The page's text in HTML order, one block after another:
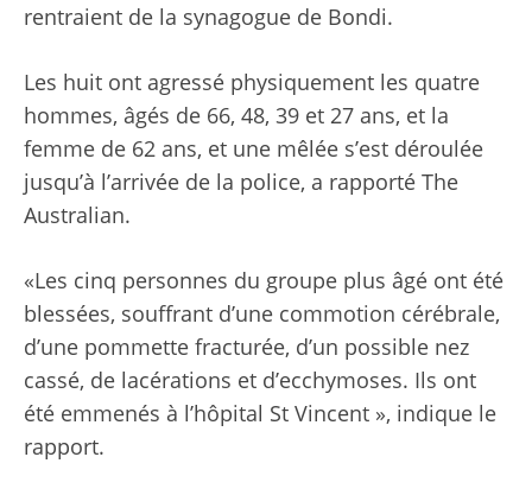
rentraient de la synagogue de Bondi.
Les huit ont agressé physiquement les quatre
hommes, âgés de 66, 48, 39 et 27 ans, et la
femme de 62 ans, et une mêlée s’est déroulée
jusqu’à l’arrivée de la police, a rapporté The
Australian.
«Les cinq personnes du groupe plus âgé ont été
blessées, souffrant d’une commotion cérébrale,
d’une pommette fracturée, d’un possible nez
cassé, de lacérations et d’ecchymoses. Ils ont
été emmenés à l’hôpital St Vincent », indique le
rapport.